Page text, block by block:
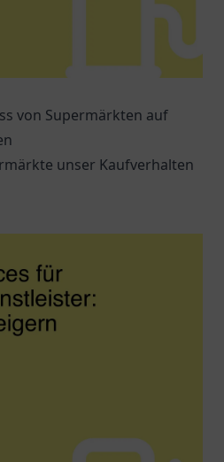
von Supermärkten auf
unser Kaufverhalten